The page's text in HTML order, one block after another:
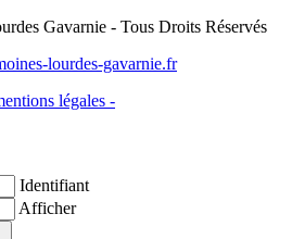
Gavarnie - Tous Droits Réservés
lourdes-gavarnie.fr
légales -
Identifiant
Afficher